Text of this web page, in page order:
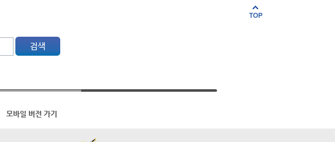
모바일 버전 가기